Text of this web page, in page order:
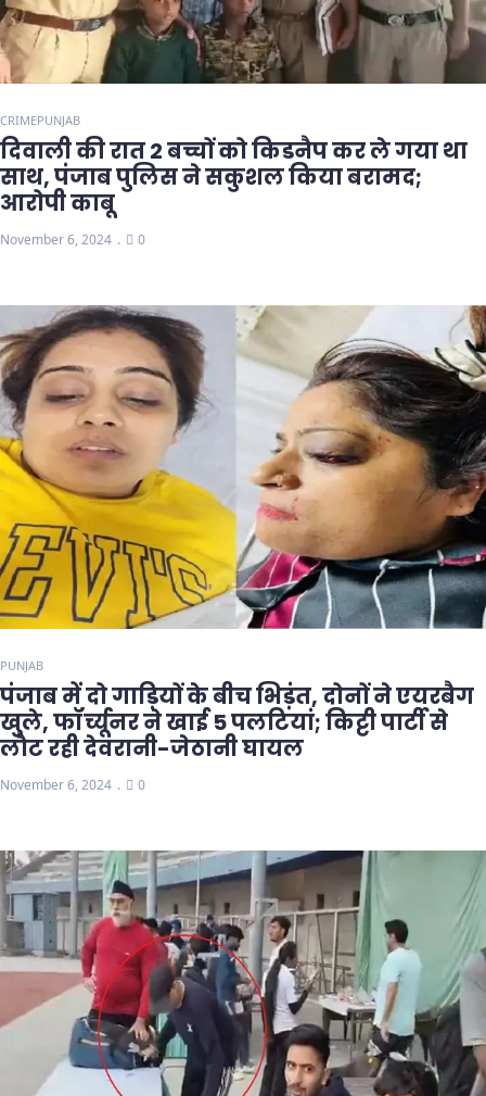
CRIMEPUNJAB
दिवाली की रात 2 बच्चों को किडनैप कर ले गया था
साथ, पंजाब पुलिस ने सकुशल किया बरामद;
आरोपी काबू
November 6, 2024 0
PUNJAB
पंजाब में दो गाड़ियों के बीच भिड़ंत, दोनों ने एयरबैग
खुले, फॉर्च्यूनर ने खाई 5 पलटियां; किट्टी पार्टी से
लौट रही देवरानी-जेठानी घायल
November 6, 2024 0